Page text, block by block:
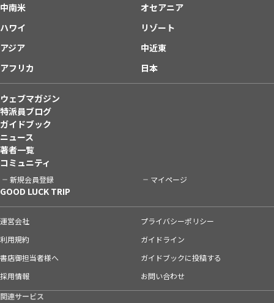
中南米
オセアニア
ハワイ
リゾート
アジア
中近東
アフリカ
日本
ウェブマガジン
特派員ブログ
ガイドブック
ニュース
著者一覧
コミュニティ
新規会員登録 マイページ
GOOD LUCK TRIP
運営会社
プライバシーポリシー
利用規約
ガイドライン
書店御担当者様へ
ガイドブックに投稿する
採用情報
お問い合わせ
関連サービス